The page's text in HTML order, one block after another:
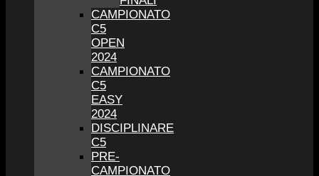
CAMPIONATO
C5
OPEN
2024
CAMPIONATO
C5
EASY
2024
DISCIPLINARE
C5
PRE-
CAMPIONATO